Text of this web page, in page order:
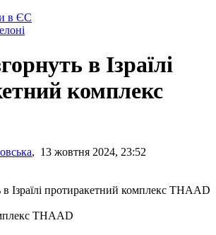
в ЄС
в Ізраїлі
комплекс
, 13 жовтня 2024, 23:52
THAAD